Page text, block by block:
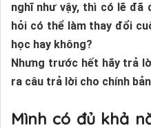
nghĩ như vậy, thì có lẽ đã
hỏi có thể làm thay đổi
học hay không?
Nhưng trước hết hãy trả
ra câu trả lời cho chính
Mình có đủ khả